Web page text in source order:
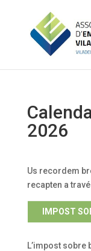
2026
Us recordem
recapten a
IMPOST
L’impost sobre